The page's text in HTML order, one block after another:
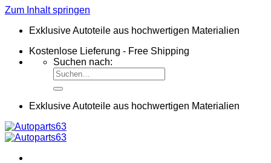
Zum Inhalt springen
Exklusive Autoteile aus hochwertigen Materialien
Kostenlose Lieferung - Free Shipping
Suchen nach:
Exklusive Autoteile aus hochwertigen Materialien